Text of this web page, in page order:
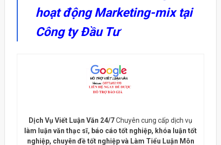
hoạt động Marketing-mix tại
Công ty Đầu Tư
Dịch Vụ Viết Luận Văn 24/7Chuyên cung cấp dịch vụ
làm luận văn thạc sĩ, báo cáo tốt nghiệp, khóa luận tốt
nghiệp, chuyên đề tốt nghiệp và Làm Tiểu Luận Môn